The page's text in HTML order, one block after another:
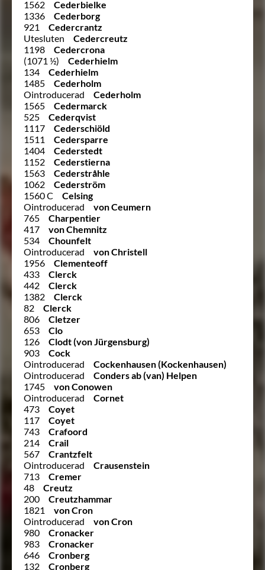
1562
Cederbielke
1336
Cederborg
921
Cedercrantz
Utesluten
Cedercreutz
1198
Cedercrona
(1071 ½)
Cederhielm
134
Cederhielm
1485
Cederholm
Ointroducerad
Cederholm
1565
Cedermarck
525
Cederqvist
1117
Cederschiöld
1511
Cedersparre
1404
Cederstedt
1152
Cederstierna
1563
Cederstråhle
1062
Cederström
1560 C
Celsing
Ointroducerad
von Ceumern
765
Charpentier
417
von Chemnitz
534
Chounfelt
Ointroducerad
von Christell
1956
Clementeoff
433
Clerck
442
Clerck
1382
Clerck
82
Clerck
806
Cletzer
653
Clo
126
Clodt (von Jürgensburg)
903
Cock
Ointroducerad
Cockenhausen (Kockenhausen)
Ointroducerad
Conders ab (van) Helpen
1745
von Conowen
Ointroducerad
Cornet
473
Coyet
117
Coyet
743
Crafoord
214
Crail
567
Crantzfelt
Ointroducerad
Crausenstein
713
Cremer
48
Creutz
200
Creutzhammar
1821
von Cron
Ointroducerad
von Cron
980
Cronacker
983
Cronacker
646
Cronberg
132
Cronberg